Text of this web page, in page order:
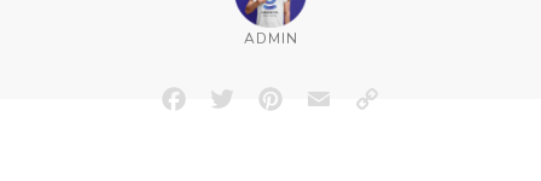
ADMIN
FacebookTwitterPinterestEmailCopy